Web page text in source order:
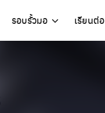
รอบรั้วมอ เรียนต่อ